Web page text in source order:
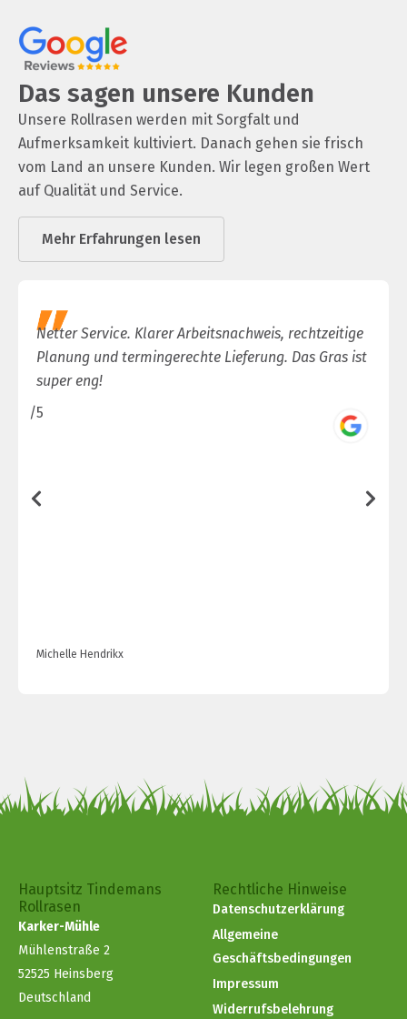
Das sagen unsere Kunden
Unsere Rollrasen werden mit Sorgfalt und
Aufmerksamkeit kultiviert. Danach gehen sie frisch
vom Land an unsere Kunden. Wir legen großen Wert
auf Qualität und Service.
Mehr Erfahrungen lesen
Netter Service. Klarer Arbeitsnachweis, rechtzeitige
Planung und termingerechte Lieferung. Das Gras ist
super eng!
/5
Michelle Hendrikx
Hauptsitz Tindemans
Rollrasen
Karker-Mühle
Mühlenstraße 2
52525 Heinsberg
Deutschland
Rechtliche Hinweise
Datenschutzerklärung
Allgemeine
Geschäftsbedingungen
Impressum
Widerrufsbelehrung